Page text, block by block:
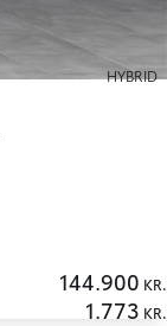
HYBRID
144.900 KR.
1.773 KR.